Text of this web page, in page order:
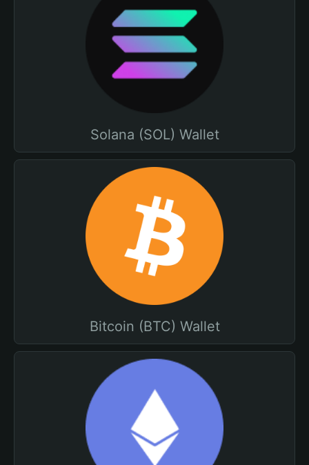
Solana (SOL) Wallet
Bitcoin (BTC) Wallet